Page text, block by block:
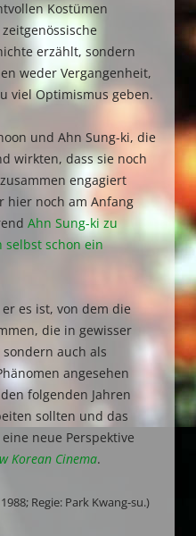
Kostümen
erzählt, sondern
weder Vergangenheit,
viel Optimismus geben.
und Ahn Sung-ki, die
wirkten, dass sie noch
engagiert
hier noch am Anfang
Ahn Sung-ki zu
selbst schon ein
es ist, von dem die
die in gewisser
auch als
angesehen
folgenden Jahren
sollten und das
neue Perspektive
Korean Cinema.
Regie: Park Kwang-su.)